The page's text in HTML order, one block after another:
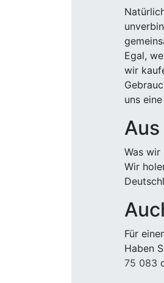
Egal,
wir
uns
Was wir
Wir
Für
Haben
75 083